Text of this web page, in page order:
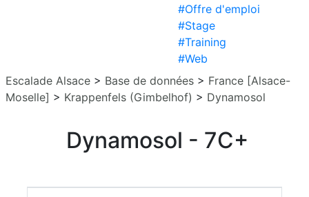
#Offre d'emploi
#Stage
#Training
#Web
Escalade Alsace > Base de données > France [Alsace-
Moselle] > Krappenfels (Gimbelhof) > Dynamosol
Dynamosol - 7C+